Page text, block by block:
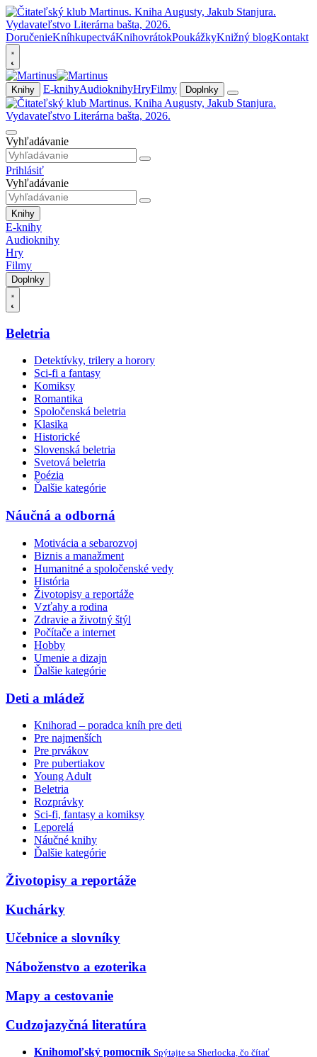
DoručenieKníhkupectváKnihovrátokPoukážkyKnižný blogKontakt
Knihy E-knihyAudioknihyHryFilmy Doplnky
Vyhľadávanie
Prihlásiť
Vyhľadávanie
Knihy
E-knihy
Audioknihy
Hry
Filmy
Doplnky
Beletria
Detektívky, trilery a horory
Sci-fi a fantasy
Komiksy
Romantika
Spoločenská beletria
Klasika
Historické
Slovenská beletria
Svetová beletria
Poézia
Ďalšie kategórie
Náučná a odborná
Motivácia a sebarozvoj
Biznis a manažment
Humanitné a spoločenské vedy
História
Životopisy a reportáže
Vzťahy a rodina
Zdravie a životný štýl
Počítače a internet
Hobby
Umenie a dizajn
Ďalšie kategórie
Deti a mládež
Knihorad – poradca kníh pre deti
Pre najmenších
Pre prvákov
Pre pubertiakov
Young Adult
Beletria
Rozprávky
Sci-fi, fantasy a komiksy
Leporelá
Náučné knihy
Ďalšie kategórie
Životopisy a reportáže
Kuchárky
Učebnice a slovníky
Náboženstvo a ezoterika
Mapy a cestovanie
Cudzojazyčná literatúra
Knihomoľský pomocník Spýtajte sa Sherlocka, čo čítať